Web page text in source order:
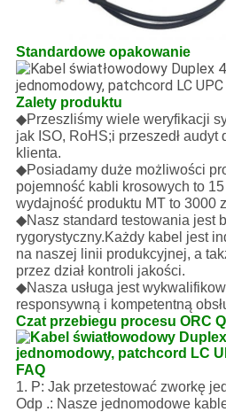
Standardowe opakowanie
Zalety produktu
◆Przeszliśmy wiele weryfikacji
jak ISO, RoHS;i przeszedł
klienta.
◆Posiadamy duże możliwości
pojemność kabli krosowych to
wydajność produktu MT to 3000
◆Nasz standard testowania jest
rygorystyczny.Każdy kabel jest
na naszej linii produkcyjnej, a
przez dział kontroli jakości.
◆Nasza usługa jest
responsywną i kompetentną
Czat przebiegu procesu ORC
FAQ
1. P: Jak przetestować zworkę
Odp .: Nasze jednomodowe